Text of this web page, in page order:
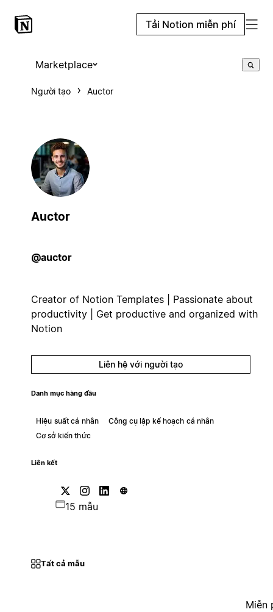
Tải Notion miễn phí
Marketplace
Người tạo Auctor
Auctor
@auctor
Creator of Notion Templates | Passionate about
productivity | Get productive and organized with
Notion
Liên hệ với người tạo
Danh mục hàng đầu
Hiệu suất cá nhân
Công cụ lập kế hoạch cá nhân
Cơ sở kiến thức
Liên kết
15 mẫu
Tất cả mẫu
Miễn